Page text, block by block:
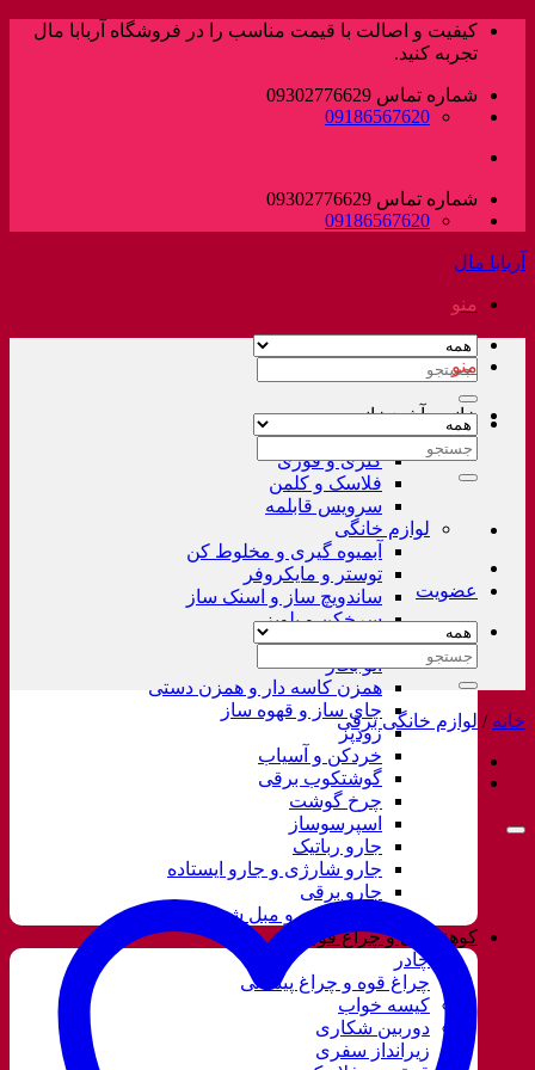
پرش
کیفیت و اصالت با قیمت مناسب را در فروشگاه آربابا مال
تجربه کنید.
شماره تماس 09302776629
09186567620
شماره تماس 09302776629
09186567620
آربابا مال
منو
جستجو
خانه و آشپزخانه
لوازم خانگی غیر برقی
کتری و قوری
فلاسک و کلمن
سرویس قابلمه
لوازم خانگی
آبمیوه گیری و مخلوط کن
توستر و مایکروفر
ساندویچ ساز و اسنک ساز
سرخکن و پلوپز
غذاساز
اتو بخار
همزن کاسه دار و همزن دستی
چای ساز و قهوه ساز
زودپز
خردکن و آسیاب
گوشتکوب برقی
چرخ گوشت
اسپرسوساز
جارو رباتیک
جارو شارژی و جارو ایستاده
جارو برقی
فرش شور و مبل شور
کوهنوردی و چراغ قوه
چادر
چراغ قوه و چراغ پیشانی
کیسه خواب
دوربین شکاری
زیرانداز سفری
منو
جستجو
عضویت
جستجو
خانه / لوازم خانگی برقی